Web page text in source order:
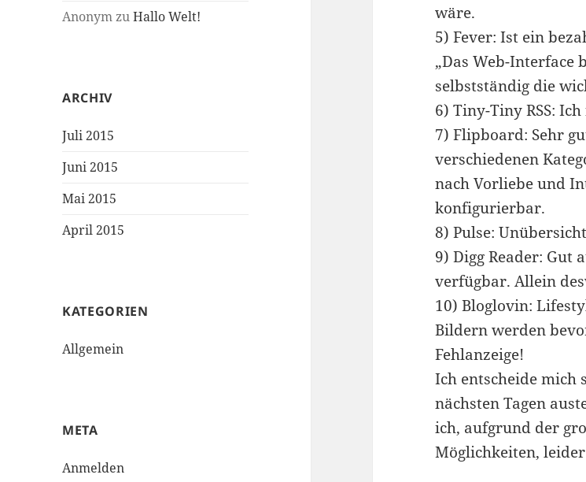
AnonymzuHallo Welt!
ARCHIV
Juli 2015
Juni 2015
Mai 2015
April 2015
KATEGORIEN
Allgemein
META
Anmelden
wäre.
5) Fever: Ist ein
„Das Web-Interface
selbstständig die
6) Tiny-Tiny RSS:
7) Flipboard: Sehr
verschiedenen
nach Vorliebe und
konfigurierbar.
8) Pulse:
9) Digg Reader: Gut
verfügbar. Allein
10) Bloglovin:
Bildern werden
Fehlanzeige!
Ich entscheide mich
nächsten Tagen
ich, aufgrund der
Möglichkeiten,